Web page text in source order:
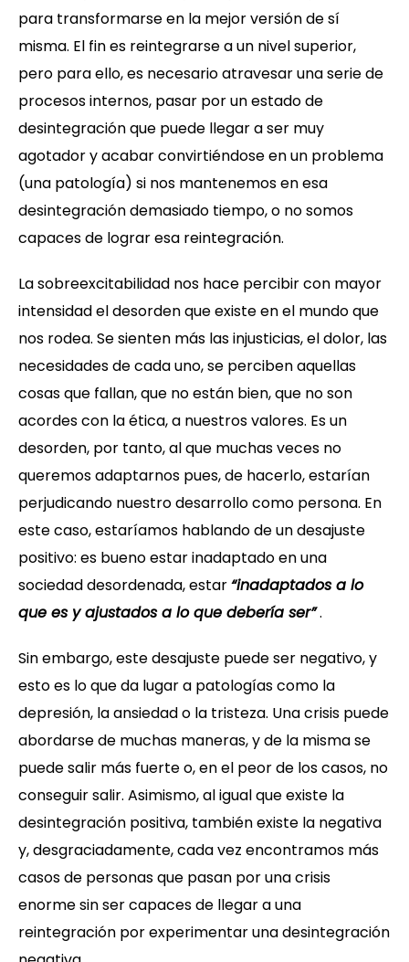
para transformarse en la mejor versión de sí
misma. El fin es reintegrarse a un nivel superior,
pero para ello, es necesario atravesar una serie de
procesos internos, pasar por un estado de
desintegración que puede llegar a ser muy
agotador y acabar convirtiéndose en un problema
(una patología) si nos mantenemos en esa
desintegración demasiado tiempo, o no somos
capaces de lograr esa reintegración.
La sobreexcitabilidad nos hace percibir con mayor
intensidad el desorden que existe en el mundo que
nos rodea. Se sienten más las injusticias, el dolor, las
necesidades de cada uno, se perciben aquellas
cosas que fallan, que no están bien, que no son
acordes con la ética, a nuestros valores. Es un
desorden, por tanto, al que muchas veces no
queremos adaptarnos pues, de hacerlo, estarían
perjudicando nuestro desarrollo como persona. En
este caso, estaríamos hablando de un desajuste
positivo: es bueno estar inadaptado en una
sociedad desordenada, estar“inadaptados a lo
que es y ajustados a lo que debería ser”.
Sin embargo, este desajuste puede ser negativo, y
esto es lo que da lugar a patologías como la
depresión, la ansiedad o la tristeza. Una crisis puede
abordarse de muchas maneras, y de la misma se
puede salir más fuerte o, en el peor de los casos, no
conseguir salir. Asimismo, al igual que existe la
desintegración positiva, también existe la negativa
y, desgraciadamente, cada vez encontramos más
casos de personas que pasan por una crisis
enorme sin ser capaces de llegar a una
reintegración por experimentar una desintegración